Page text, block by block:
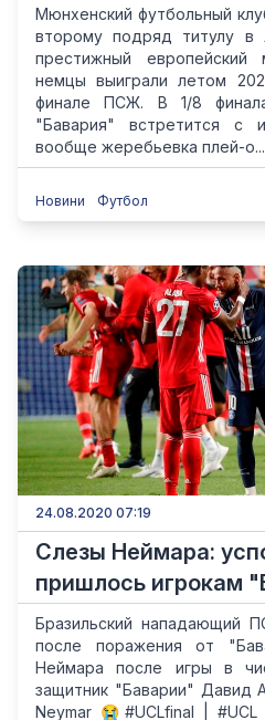
Мюнхенский футбольный
второму подряд титулу в
престижный европейский
немцы выиграли летом
финале ПСЖ. В 1/8
"Бавария" встретится с
вообще жеребьевка плей-о...
Новини Футбол
24.08.2020 07:19
Слезы Неймара:
пришлось игрокам
Бразильский нападающий
после поражения от
Неймара после игры в
защитник "Баварии" Давид
Neymar 😭#UCLfinal | #UCL